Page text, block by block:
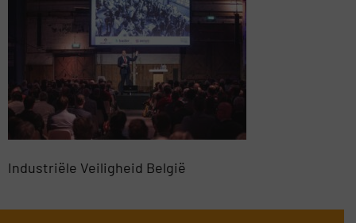
Industriële Veiligheid België